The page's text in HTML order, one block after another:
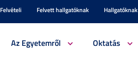
Felvételi Felvett hallgatóknak Hallgatóknak
Az Egyetemről Oktatás